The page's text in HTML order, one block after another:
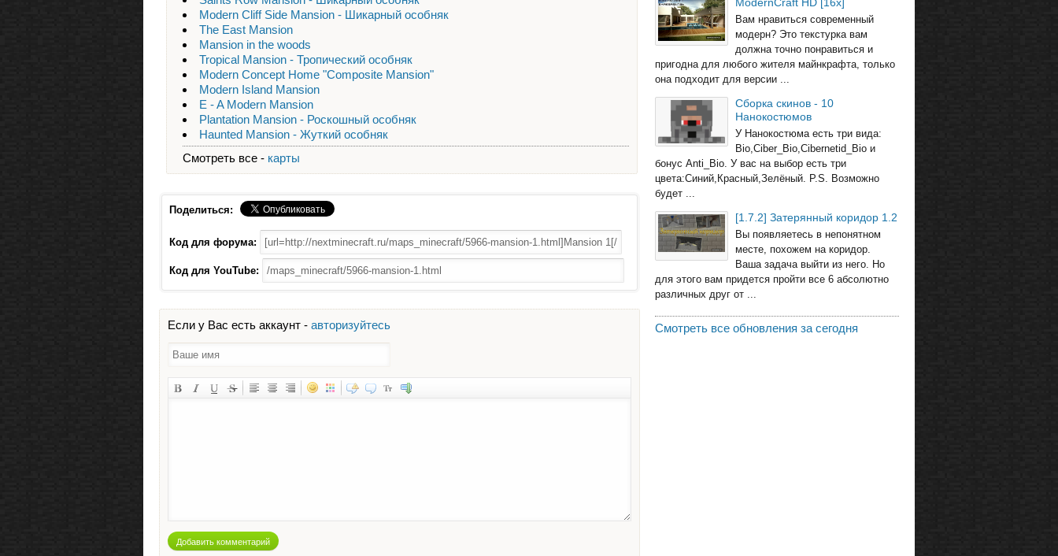
Modern Cliff Side Mansion - Шикарный особняк
The East Mansion
Mansion in the woods
Tropical Mansion - Тропический особняк
Modern Concept Home "Composite Mansion"
Modern Island Mansion
E - A Modern Mansion
Plantation Mansion - Роскошный особняк
Haunted Mansion - Жуткий особняк
Смотреть все - карты
Поделиться:
Код для форума:
Код для YouTube:
Если у Вас есть аккаунт - авторизуйтесь
Добавить комментарий
Вам нравиться современный
модерн? Это текстурка вам
должна точно понравиться и
пригодна для любого жителя майнкрафта, только
она подходит для версии ...
Сборка скинов - 10
Нанокостюмов
У Нанокостюма есть три вида:
Bio,Ciber_Bio,Cibernetid_Bio и
бонус Anti_Bio. У вас на выбор есть три
цвета:Синий,Красный,Зелёный. P.S. Возможно
будет ...
[1.7.2] Затерянный коридор 1.2
Вы появляетесь в непонятном
месте, похожем на коридор.
Ваша задача выйти из него. Но
для этого вам придется пройти все 6 абсолютно
различных друг от ...
Смотреть все обновления за сегодня